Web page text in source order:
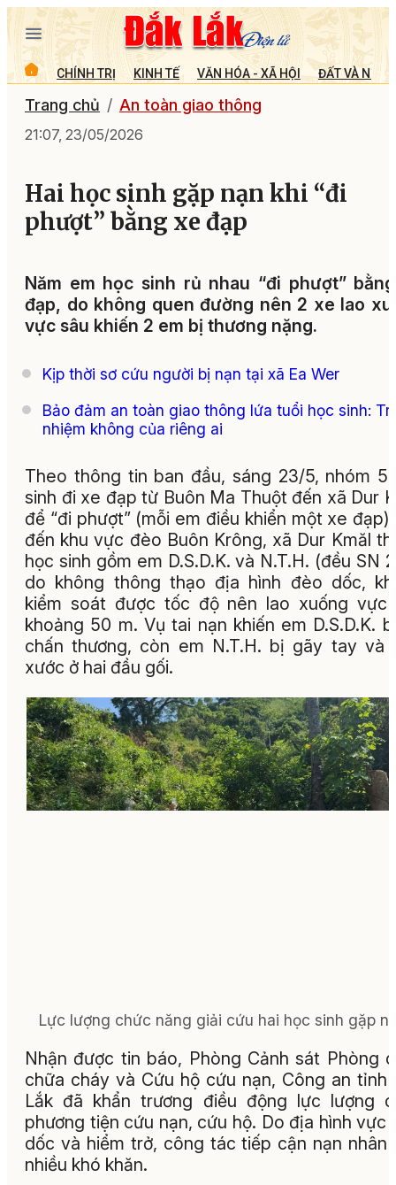
CHÍNH TRỊ KINH TẾ VĂN HÓA - XÃ HỘI ĐẤT VÀ
Trang chủ An toàn giao thông
21:07, 23/05/2026
Hai học sinh gặp nạn khi “đi
phượt” bằng xe đạp
Năm em học sinh rủ nhau “đi phượt”
đạp, do không quen đường nên 2 xe lao
vực sâu khiến 2 em bị thương nặng.
Kịp thời sơ cứu người bị nạn tại xã Ea Wer
Bảo đảm an toàn giao thông lứa tuổi học sinh:
nhiệm không của riêng ai
Theo thông tin ban đầu, sáng 23/5, nhóm 5
sinh đi xe đạp từ Buôn Ma Thuột đến xã Dur
để “đi phượt” (mỗi em điều khiển một xe
đến khu vực đèo Buôn Krông, xã Dur Kmăl
học sinh gồm em D.S.D.K. và N.T.H. (đều SN
do không thông thạo địa hình đèo dốc,
kiểm soát được tốc độ nên lao xuống vực
khoảng 50 m. Vụ tai nạn khiến em D.S.D.K.
chấn thương, còn em N.T.H. bị gãy tay và
xước ở hai đầu gối.
Lực lượng chức năng giải cứu hai học sinh gặp
Nhận được tin báo, Phòng Cảnh sát Phòng
chữa cháy và Cứu hộ cứu nạn, Công an tỉnh
Lắk đã khẩn trương điều động lực lượng
phương tiện cứu nạn, cứu hộ. Do địa hình vực
dốc và hiểm trở, công tác tiếp cận nạn nhân
nhiều khó khăn.